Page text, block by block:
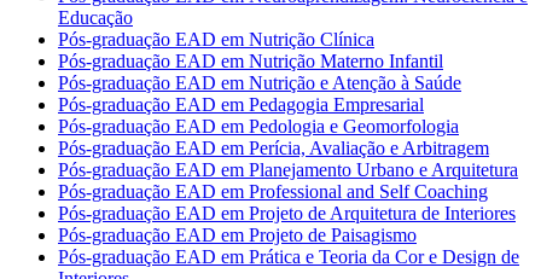
Educação
Pós-graduação EAD em Nutrição Clínica
Pós-graduação EAD em Nutrição Materno Infantil
Pós-graduação EAD em Nutrição e Atenção à Saúde
Pós-graduação EAD em Pedagogia Empresarial
Pós-graduação EAD em Pedologia e Geomorfologia
Pós-graduação EAD em Perícia, Avaliação e Arbitragem
Pós-graduação EAD em Planejamento Urbano e Arquitetura
Pós-graduação EAD em Professional and Self Coaching
Pós-graduação EAD em Projeto de Arquitetura de Interiores
Pós-graduação EAD em Projeto de Paisagismo
Pós-graduação EAD em Prática e Teoria da Cor e Design de